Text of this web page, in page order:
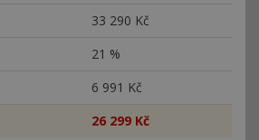
33 290 Kč
21 %
6 991 Kč
26 299 Kč